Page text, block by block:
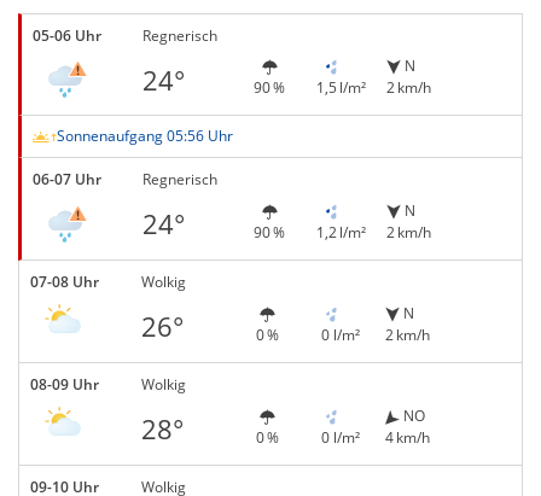
05-06 Uhr Regnerisch
24° 90 % 1,5 l/m²
N
2 km/h
Sonnenaufgang 05:56 Uhr
06-07 Uhr Regnerisch
24° 90 % 1,2 l/m²
N
2 km/h
07-08 Uhr Wolkig
26° 0 % 0 l/m²
N
2 km/h
08-09 Uhr Wolkig
28° 0 % 0 l/m²
NO
4 km/h
09-10 Uhr Wolkig